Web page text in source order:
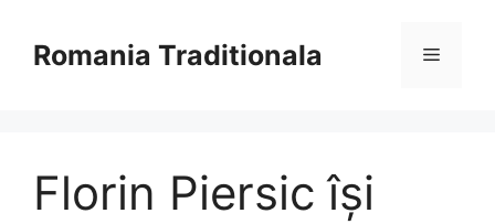
conținutRomania Traditionala Meniu
Florin Piersic își